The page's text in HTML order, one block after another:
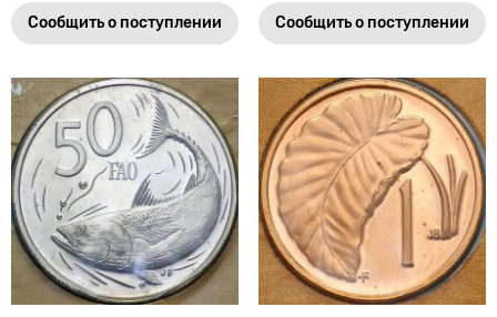
Сообщить о поступлении Сообщить о поступлении